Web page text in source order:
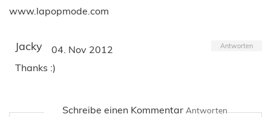
www.lapopmode.com
Jacky 04. Nov 2012 Antworten
Thanks :)
Schreibe einen Kommentar Antworten